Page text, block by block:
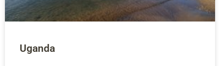
Uganda